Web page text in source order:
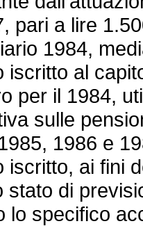
pari a lire
1984,
iscritto al
per il 1984,
sulle
1986 e
iscritto, ai fini
stato di
lo specifico